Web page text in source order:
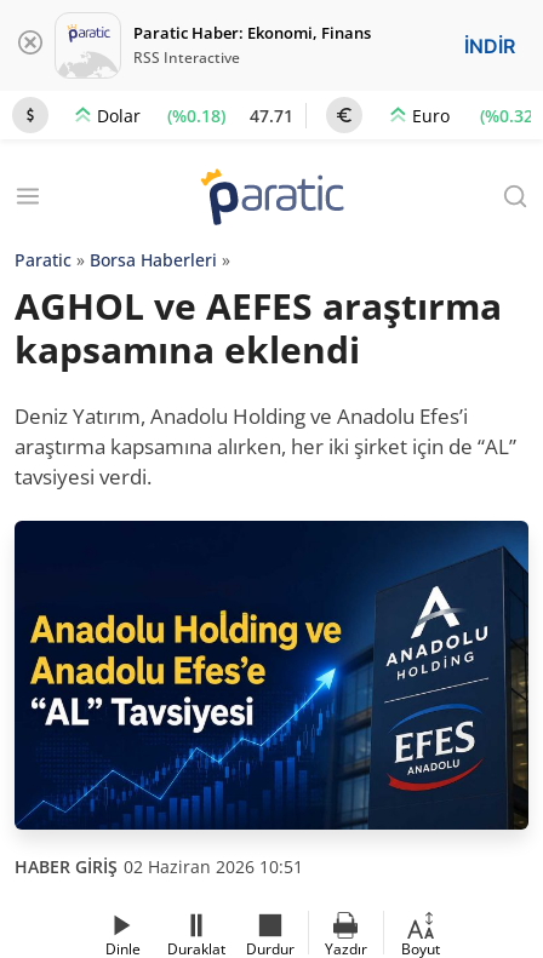
Paratic Haber: Ekonomi, Finans
RSS Interactive İNDİR
Dolar (%0.18) 47.71 Euro (%0.32)
Paratic » Borsa Haberleri »
AGHOL ve AEFES araştırma
kapsamına eklendi
Deniz Yatırım, Anadolu Holding ve Anadolu Efes’i
araştırma kapsamına alırken, her iki şirket için de “AL”
tavsiyesi verdi.
HABER GİRİŞ 02 Haziran 2026 10:51
Dinle Duraklat Durdur Yazdır Boyut